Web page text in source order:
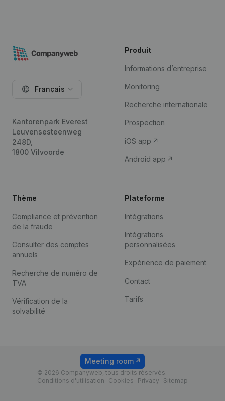
Français
Kantorenpark Everest
Leuvensesteenweg
248D,
1800 Vilvoorde
Produit
Informations d’entreprise
Monitoring
Recherche internationale
Prospection
iOS app
Android app
Thème
Compliance et prévention
de la fraude
Consulter des comptes
annuels
Recherche de numéro de
TVA
Vérification de la
solvabilité
Plateforme
Intégrations
Intégrations
personnalisées
Expérience de paiement
Contact
Tarifs
© 2026 Companyweb, tous droits réservés.
Conditions d'utilisation
Cookies Privacy Sitemap
Meeting room